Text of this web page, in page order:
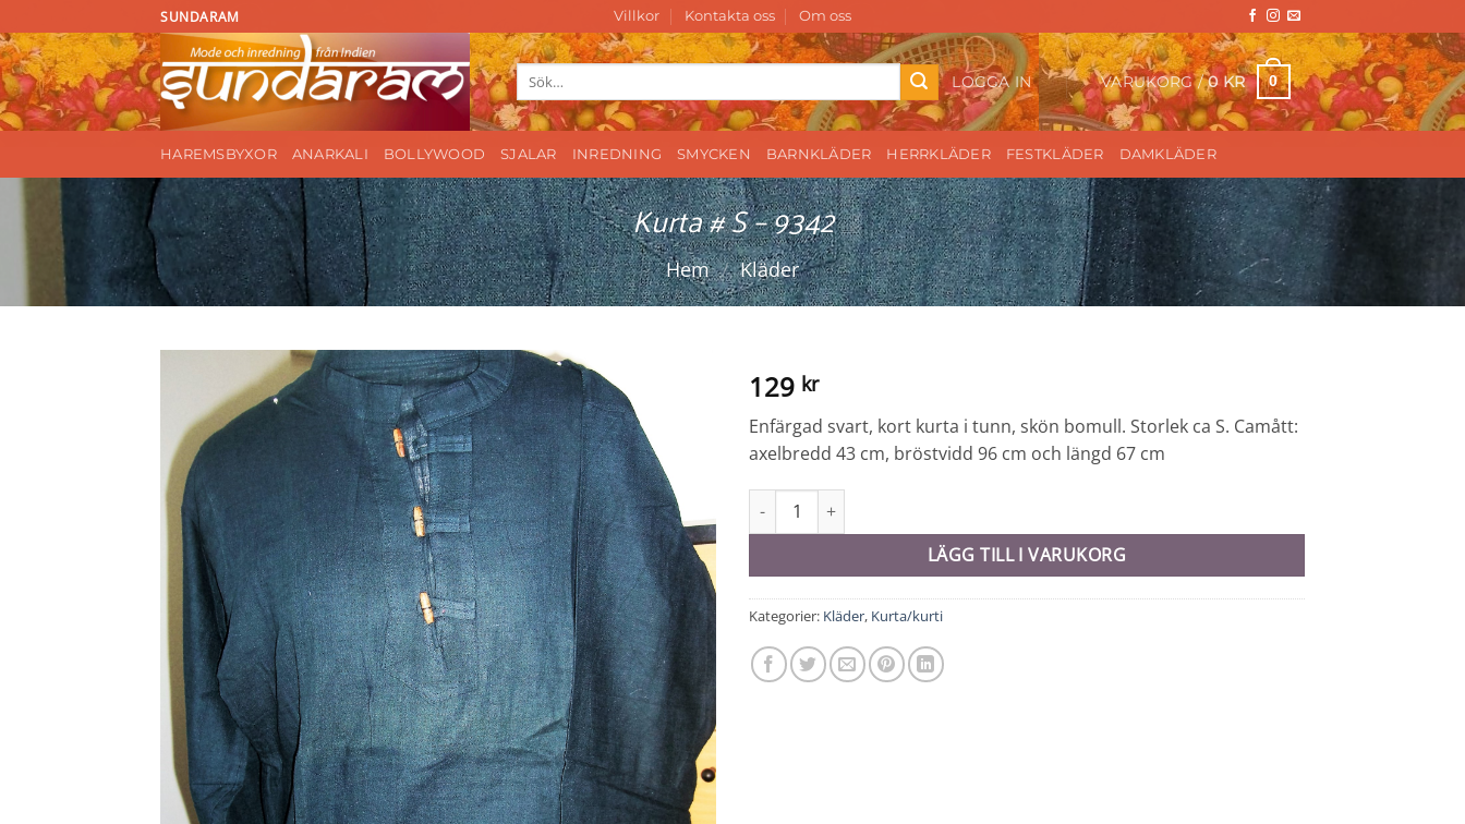
to
content
SUNDARAM Villkor Kontakta oss Om oss
Sök
LOGGA IN VARUKORG /0 KR 0
HAREMSBYXOR ANARKALI BOLLYWOOD SJALAR INREDNING SMYCKEN BARNKLÄDER HERRKLÄDER FESTKLÄDER DAMKLÄDER
Kurta # S – 9342
Hem / Kläder
129 kr
Enfärgad svart, kort kurta i tunn, skön bomull. Storlek ca S. Camått:
axelbredd 43 cm, bröstvidd 96 cm och längd 67 cm
Kurta # S - 9342 mängd
LÄGG TILL I VARUKORG
Kategorier: Kläder, Kurta/kurti